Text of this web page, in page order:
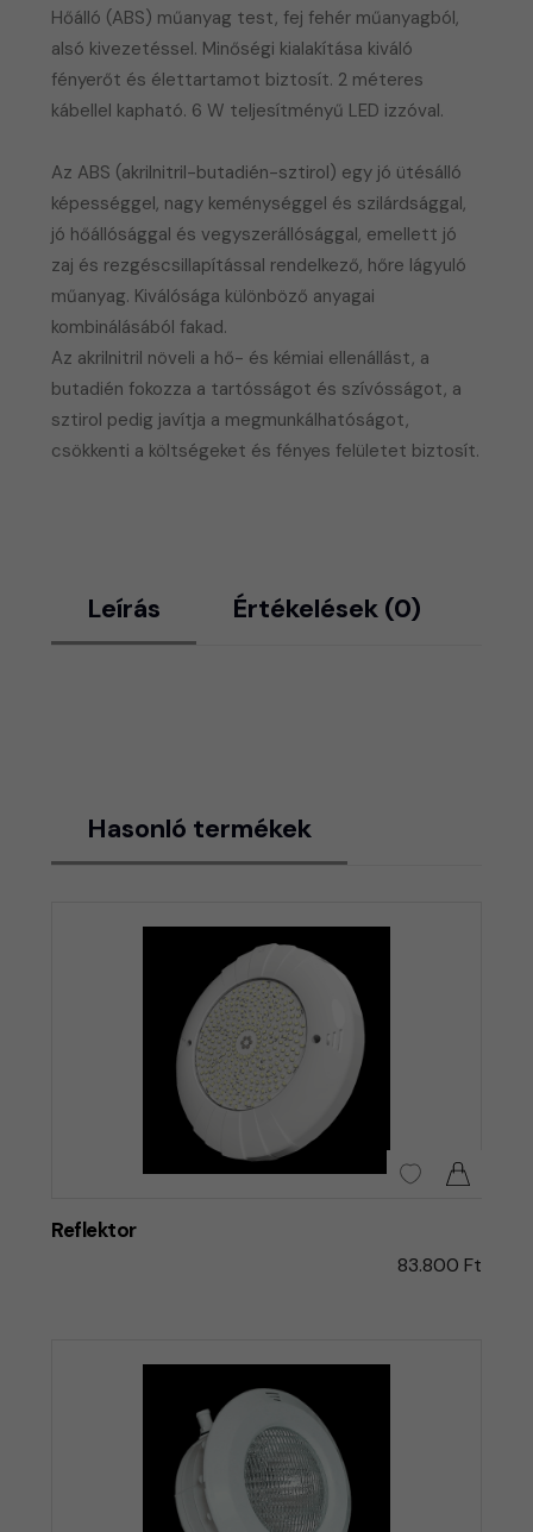
Hőálló (ABS) műanyag test, fej fehér műanyagból,
alsó kivezetéssel. Minőségi kialakítása kiváló
fényerőt és élettartamot biztosít. 2 méteres
kábellel kapható. 6 W teljesítményű LED izzóval.
Az ABS (akrilnitril-butadién-sztirol) egy jó ütésálló
képességgel, nagy keménységgel és szilárdsággal,
jó hőállósággal és vegyszerállósággal, emellett jó
zaj és rezgéscsillapítással rendelkező, hőre lágyuló
műanyag. Kiválósága különböző anyagai
kombinálásából fakad.
​Az akrilnitril növeli a hő- és kémiai ellenállást, a
butadién fokozza a tartósságot és szívósságot, a
sztirol pedig javítja a megmunkálhatóságot,
csökkenti a költségeket és fényes felületet biztosít.
Leírás Értékelések (0)
Hasonló termékek
Reflektor
83.800 Ft